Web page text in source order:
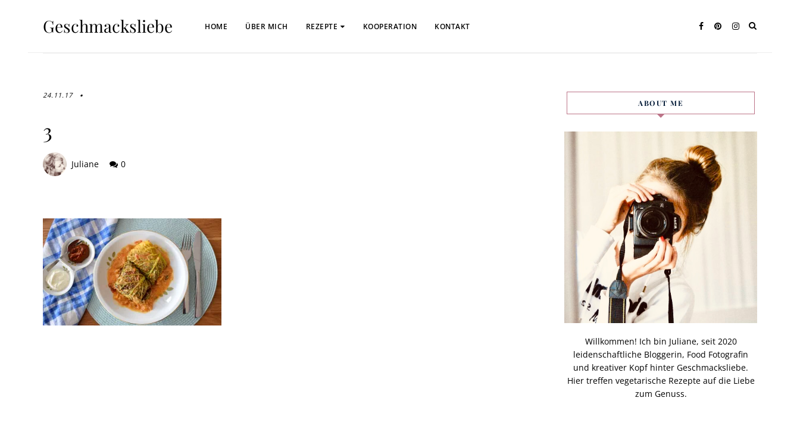
Geschmacksliebe HOME ÜBER MICH REZEPTE KOOPERATION KONTAKT
24.11.17
3
Juliane 0
ABOUT ME
Willkommen! Ich bin Juliane, seit 2020
leidenschaftliche Bloggerin, Food Fotografin
und kreativer Kopf hinter Geschmacksliebe.
Hier treffen vegetarische Rezepte auf die Liebe
zum Genuss.